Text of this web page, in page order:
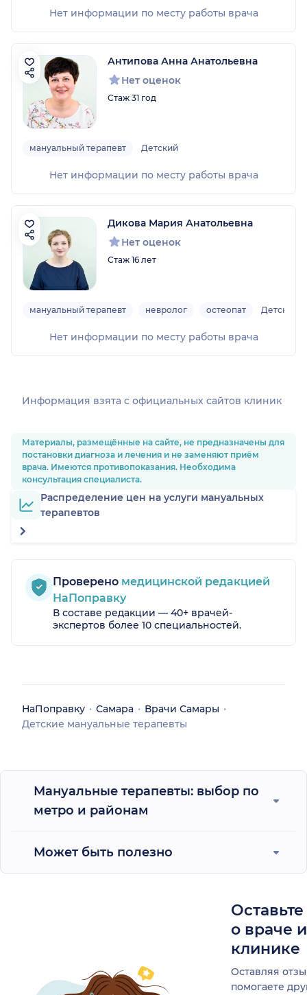
Нет информации по месту работы врача
Антипова Анна Анатольевна
Нет оценок
Стаж 31 год
мануальный терапевт Детский
Нет информации по месту работы врача
Дикова Мария Анатольевна
Нет оценок
Стаж 16 лет
мануальный терапевт невролог остеопат Детский
Нет информации по месту работы врача
Информация взята c официальных сайтов клиник
Материалы, размещённые на сайте, не предназначены для
постановки диагноза и лечения и не заменяют приём
врача. Имеются противопоказания. Необходима
консультация специалиста.
Распределение цен на услуги мануальных
терапевтов
Проверено медицинской редакцией
НаПоправку
В составе редакции — 40+ врачей-
экспертов более 10 специальностей.
НаПоправку Самара
Врачи Самары
Детские мануальные терапевты
Мануальные терапевты: выбор по
метро и районам
Может быть полезно
о враче
клинике
Оставляя
помогаете